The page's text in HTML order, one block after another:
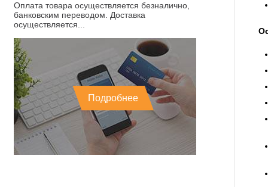
Оплата товара осуществляется безналично,
банковским переводом. Доставка
осуществляется...
Подробнее